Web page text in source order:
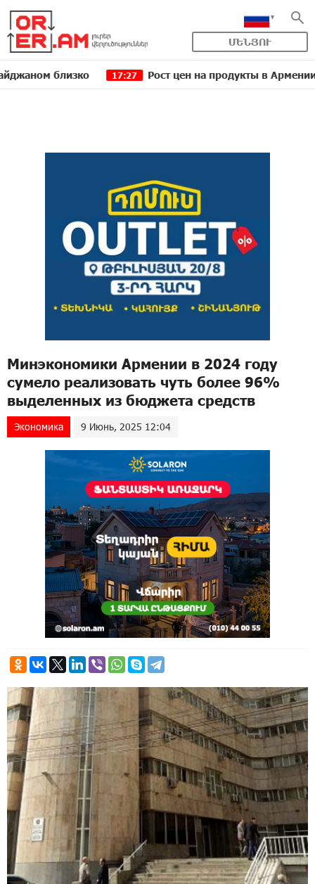
ՄԵՆՅՈՒ
близко 17:27 Рост цен на продукты в Армении
Минэкономики Армении в 2024 году
сумело реализовать чуть более 96%
выделенных из бюджета средств
Экономика 9 Июнь, 2025 12:04